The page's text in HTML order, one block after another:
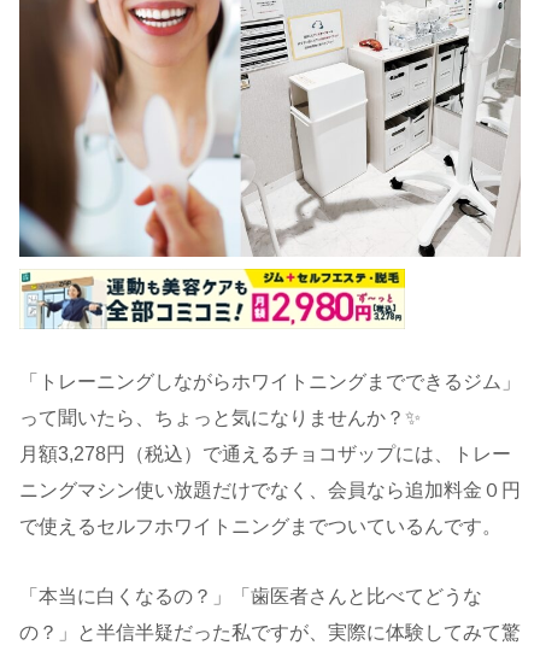
「トレーニングしながらホワイトニングまでできるジム」
って聞いたら、ちょっと気になりませんか？✨
月額3,278円（税込）で通えるチョコザップには、トレー
ニングマシン使い放題だけでなく、会員なら追加料金０円
で使えるセルフホワイトニングまでついているんです。
「本当に白くなるの？」「歯医者さんと比べてどうな
の？」と半信半疑だった私ですが、実際に体験してみて驚